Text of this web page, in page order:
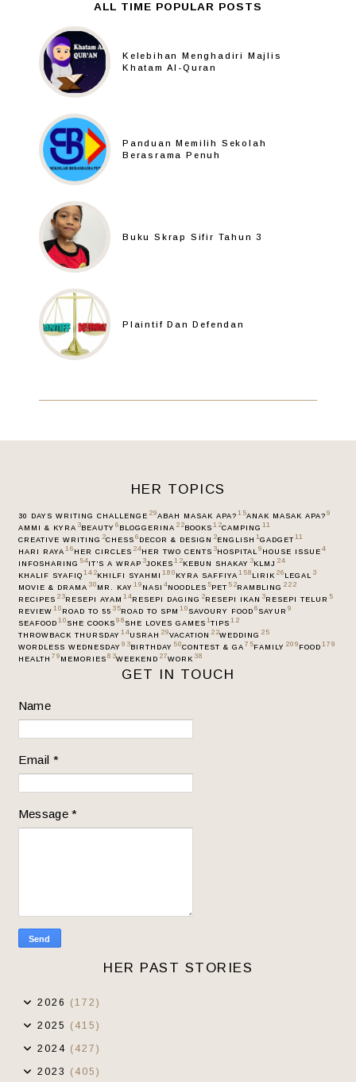
ALL TIME POPULAR POSTS
Kelebihan Menghadiri Majlis
Khatam Al-Quran
Panduan Memilih Sekolah
Berasrama Penuh
Buku Skrap Sifir Tahun 3
Plaintif Dan Defendan
HER TOPICS
30 DAYS WRITING CHALLENGE 29ABAH MASAK APA? 15ANAK MASAK APA? 9
AMMI & KYRA 3BEAUTY 6 BLOGGERINA 22BOOKS 12CAMPING 11
CREATIVE WRITING 2CHESS 6 DECOR & DESIGN 2ENGLISH 1GADGET 11
HARI RAYA 16 HER CIRCLES 24HER TWO CENTS 3HOSPITAL9 HOUSE ISSUE 4
INFOSHARING 54IT’S A WRAP 3JOKES 12KEBUN SHAKAY 3KLMJ 24
KHALIF SYAFIQ 142KHILFI SYAHMI 180 KYRA SAFFIYA 158 LIRIK 26 LEGAL3
MOVIE & DRAMA 30 MR. KAY 19 NASI 4NOODLES 5PET 52RAMBLING 222
RECIPES 23RESEPI AYAM 14RESEPI DAGING 2RESEPI IKAN 3RESEPI TELUR 5
REVIEW 10 ROAD TO 55 35ROAD TO SPM 10 SAVOURY FOOD 6 SAYUR 9
SEAFOOD 10 SHE COOKS 98 SHE LOVES GAMES 1TIPS 12
THROWBACK THURSDAY 14USRAH 29VACATION 22WEDDING 25
WORDLESS WEDNESDAY 93BIRTHDAY 50CONTEST & GA 75FAMILY 209 FOOD 179
HEALTH 79 MEMORIES 83WEEKEND 27WORK 38
GET IN TOUCH
Name
Email *
Message*
HER PAST STORIES
2026 (172)
2025 (415)
2024 (427)
2023 (405)